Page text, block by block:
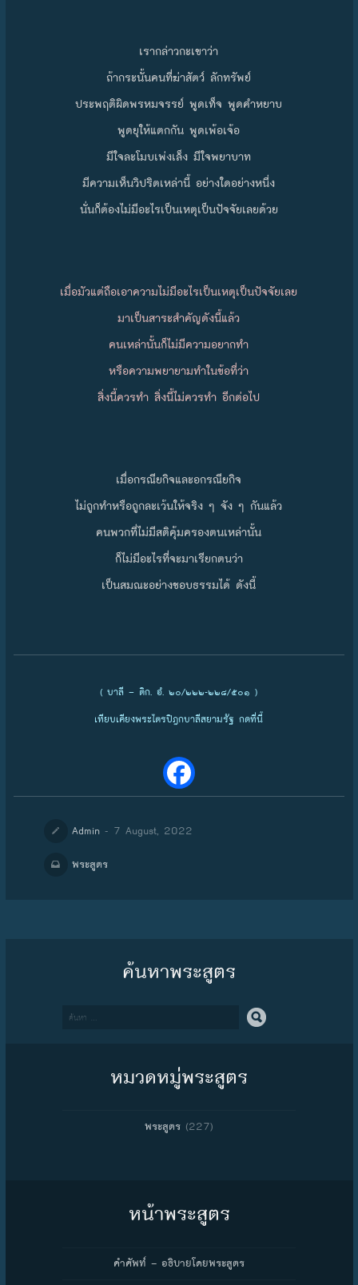
เรากล่าวกะเขาว่า
ถ้ากระนั้นคนที่ฆ่าสัตว์ ลักทรัพย์
ประพฤติผิดพรหมจรรย์ พูดเท็จ พูดคำหยาบ
พูดยุให้แตกกัน พูดเพ้อเจ้อ
มีใจละโมบเพ่งเล็ง มีใจพยาบาท
มีความเห็นวิปริตเหล่านี้ อย่างใดอย่างหนึ่ง
นั่นก็ต้องไม่มีอะไรเป็นเหตุเป็นปัจจัยเลยด้วย
เมื่อมัวแต่ถือเอาความไม่มีอะไรเป็นเหตุเป็นปัจจัยเลย
มาเป็นสาระสำคัญดังนี้แล้ว
คนเหล่านั้นก็ไม่มีความอยากทำ
หรือความพยายามทำในข้อที่ว่า
สิ่งนี้ควรทำ สิ่งนี้ไม่ควรทำ อีกต่อไป
เมื่อกรณียกิจและอกรณียกิจ
ไม่ถูกทำหรือถูกละเว้นให้จริง ๆ จัง ๆ กันแล้ว
คนพวกที่ไม่มีสติคุ้มครองตนเหล่านั้น
ก็ไม่มีอะไรที่จะมาเรียกตนว่า
เป็นสมณะอย่างชอบธรรมได้ ดังนี้
( บาลี – ติก. อํ. ๒๐/๒๒๒-๒๒๘/๕๐๑ )
เทียบเคียงพระไตรปิฎกบาลีสยามรัฐ กดที่นี้
Admin- 7 August, 2022
พระสูตร
ค้นหาพระสูตร
หมวดหมู่พระสูตร
พระสูตร (227)
หน้าพระสูตร
คำศัพท์ – อธิบายโดยพระสูตร